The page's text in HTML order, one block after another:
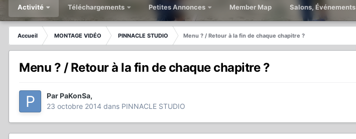
Activité Téléchargements Petites Annonces Member Map Salons, Événements
Accueil MONTAGE VIDÉO PINNACLE STUDIO Menu ? / Retour à la fin de chaque chapitre ?
Menu ? / Retour à la fin de chaque chapitre ?
ParPaKonSa,
23 octobre 2014 dans PINNACLE STUDIO